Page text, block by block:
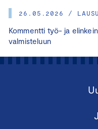
26.05.2026 /
Kommentti työ- ja
valmisteluun